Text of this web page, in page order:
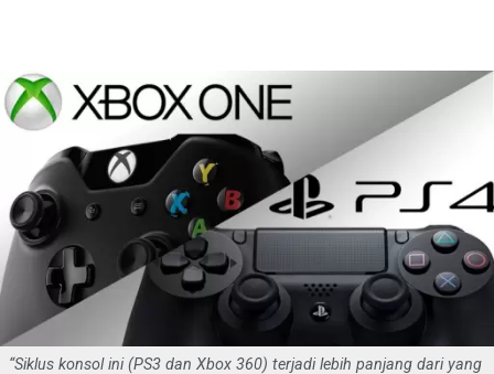
“Siklus konsol ini (PS3 dan Xbox 360) terjadi lebih panjang dari yang